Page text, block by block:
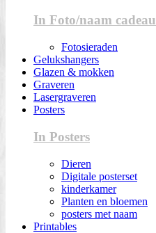
In Foto/naam cadeau
Fotosieraden
Gelukshangers
Glazen & mokken
Graveren
Lasergraveren
Posters
In Posters
Dieren
Digitale posterset
kinderkamer
Planten en bloemen
posters met naam
Printables